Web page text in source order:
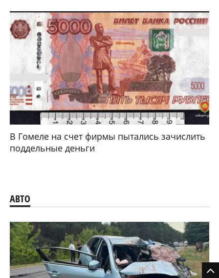
В Гомеле на счет фирмы пытались зачислить
поддельные деньги
АВТО